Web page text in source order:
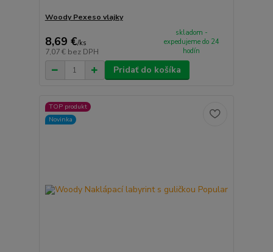
Woody Pexeso vlajky
8,69 €/ks
7,07 € bez DPH
skladom -
expedujeme do 24
hodín
Pridať do košíka
TOP produkt
Novinka